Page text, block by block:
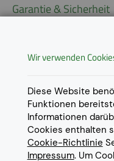
Garantie & Sicherheit
Datenschutz
Impressum
Cookie Einstellungen
Wir verwenden
Diese Website
Funktionen
Informationen
Cookies enthalten
Cookie-Richtlinie
Impressum. Um